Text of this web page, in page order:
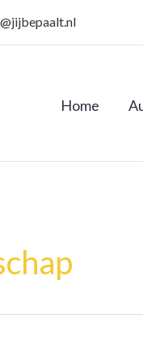
Home